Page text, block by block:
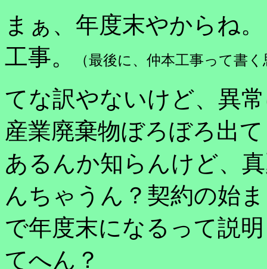
まぁ、年度末やからね
工事。
（最後に、仲本工事って書
てな訳やないけど、異
産業廃棄物ぼろぼろ出
あるんか知らんけど、
んちゃうん？契約の始
で年度末になるって説
てへん？